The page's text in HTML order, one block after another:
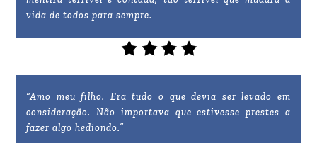
vida de todos para sempre.
“Amo meu filho. Era tudo o que devia ser levado em
consideração. Não importava que estivesse prestes a
fazer algo hediondo.”